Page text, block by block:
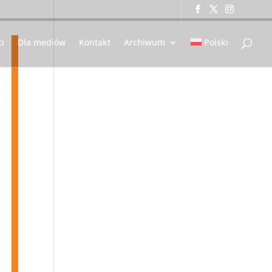
Dla mediów Kontakt Archiwum Polski